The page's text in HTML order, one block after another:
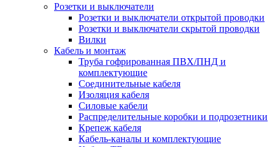
Розетки и выключатели
Розетки и выключатели открытой проводки
Розетки и выключатели скрытой проводки
Вилки
Кабель и монтаж
Труба гофрированная ПВХ/ПНД и
комплектующие
Соединительные кабеля
Изоляция кабеля
Силовые кабели
Распределительные коробки и подрозетники
Крепеж кабеля
Кабель-каналы и комплектующие